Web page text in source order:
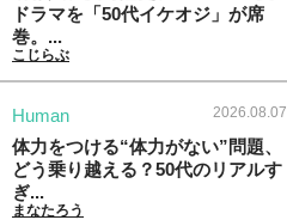
ドラマを「50代イケオジ」が席
巻。...
こじらぶ
Human 2026.08.07
体力をつける“体力がない”問題、
どう乗り越える？50代のリアルす
ぎ...
まなたろう